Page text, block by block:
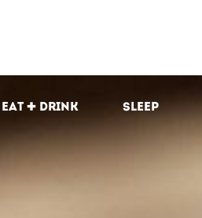
Eat + drink Sleep